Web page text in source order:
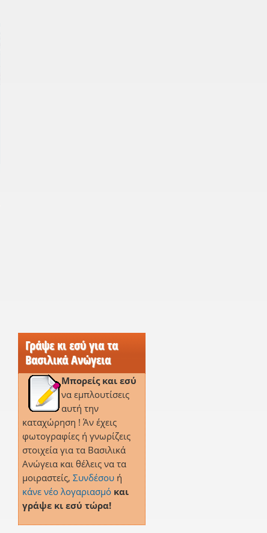
Γράψε κι εσύ για τα
Βασιλικά Ανώγεια
Μπορείς και εσύ
να εμπλουτίσεις
αυτή την
καταχώρηση ! Άν έχεις
φωτογραφίες ή γνωρίζεις
στοιχεία για τα Βασιλικά
Ανώγεια και θέλεις να τα
μοιραστείς, Συνδέσουή
κάνε νέο λογαριασμό και
γράψε κι εσύ τώρα!